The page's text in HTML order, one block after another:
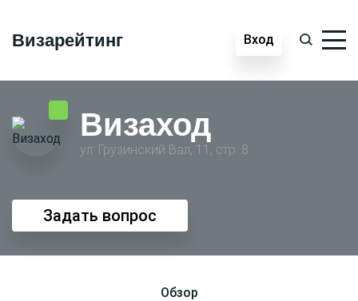
Визарейтинг Вход
Визаход
ул. Грузинский Вал, 11, стр. 8
Задать вопрос
Обзор